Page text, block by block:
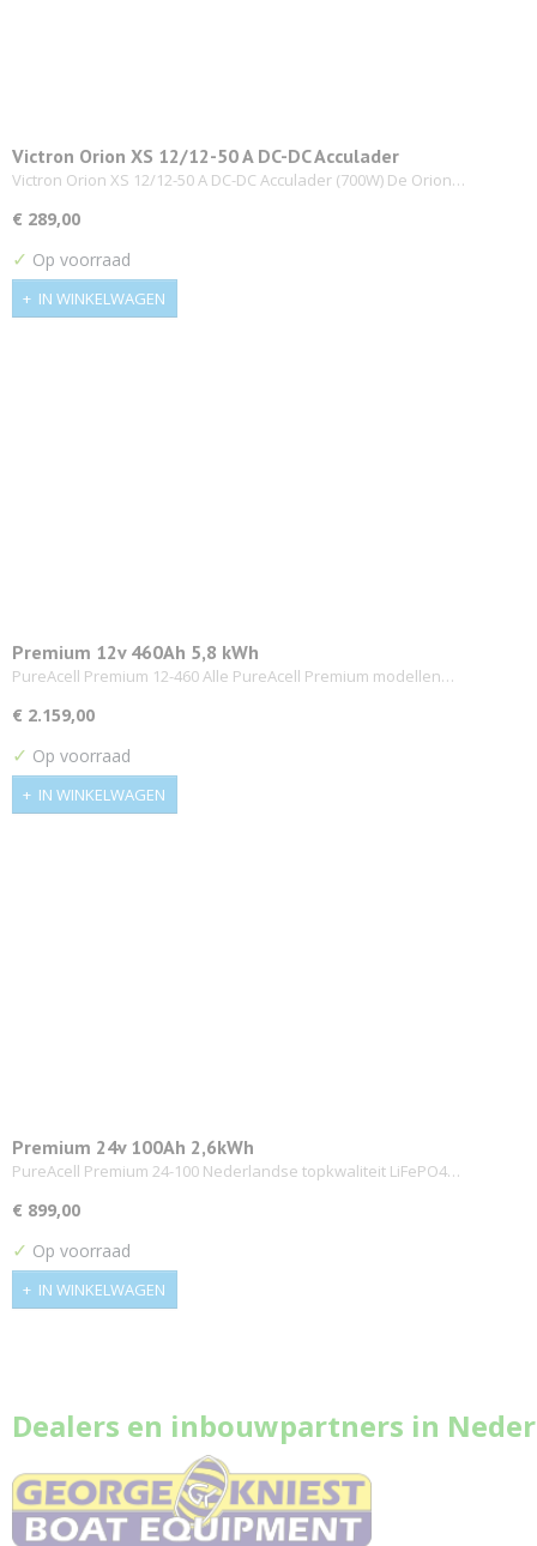
Victron Orion XS 12/12-50 A DC-DC Acculader
Victron Orion XS 12/12-50 A DC-DC Acculader (700W) De Orion…
€ 289,00
✓ Op voorraad
IN WINKELWAGEN
Premium 12v 460Ah 5,8 kWh
PureAcell Premium 12-460 Alle PureAcell Premium modellen…
€ 2.159,00
✓ Op voorraad
IN WINKELWAGEN
Premium 24v 100Ah 2,6kWh
PureAcell Premium 24-100 Nederlandse topkwaliteit LiFePO4…
€ 899,00
✓ Op voorraad
IN WINKELWAGEN
Dealers en inbouwpartners in